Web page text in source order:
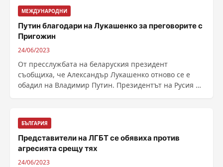
МЕЖДУНАРОДНИ
Путин благодари на Лукашенко за преговорите с
Пригожин
24/06/2023
От пресслужбата на беларуския президент
съобщиха, че Александър Лукашенко отново се е
обадил на Владимир Путин. Президентът на Русия му
БЪЛГАРИЯ
Представители на ЛГБТ се обявиха против
агресията срещу тях
24/06/2023